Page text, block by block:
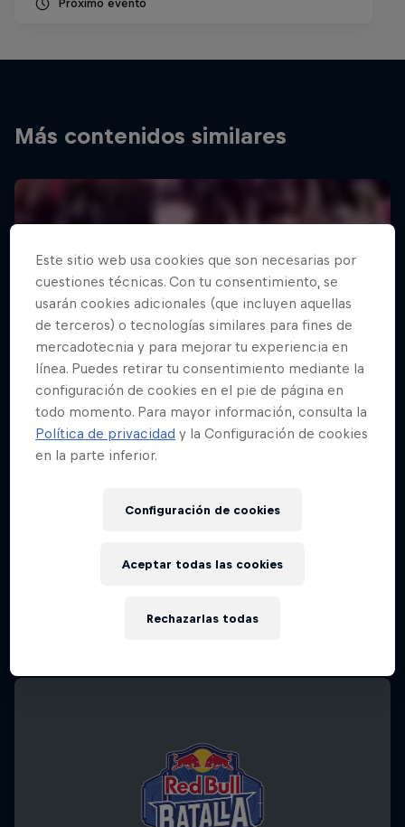
Próximo evento
Más contenidos similares
Este sitio web usa cookies que son necesarias por
cuestiones técnicas. Con tu consentimiento, se
usarán cookies adicionales (que incluyen aquellas
de terceros) o tecnologías similares para fines de
mercadotecnia y para mejorar tu experiencia en
línea. Puedes retirar tu consentimiento mediante la
configuración de cookies en el pie de página en
todo momento. Para mayor información, consulta la
Política de privacidad y la Configuración de cookies
en la parte inferior.
Configuración de cookies
Rechazarlas todas
Aceptar todas las cookies